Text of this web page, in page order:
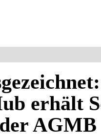
erhält
AGMB